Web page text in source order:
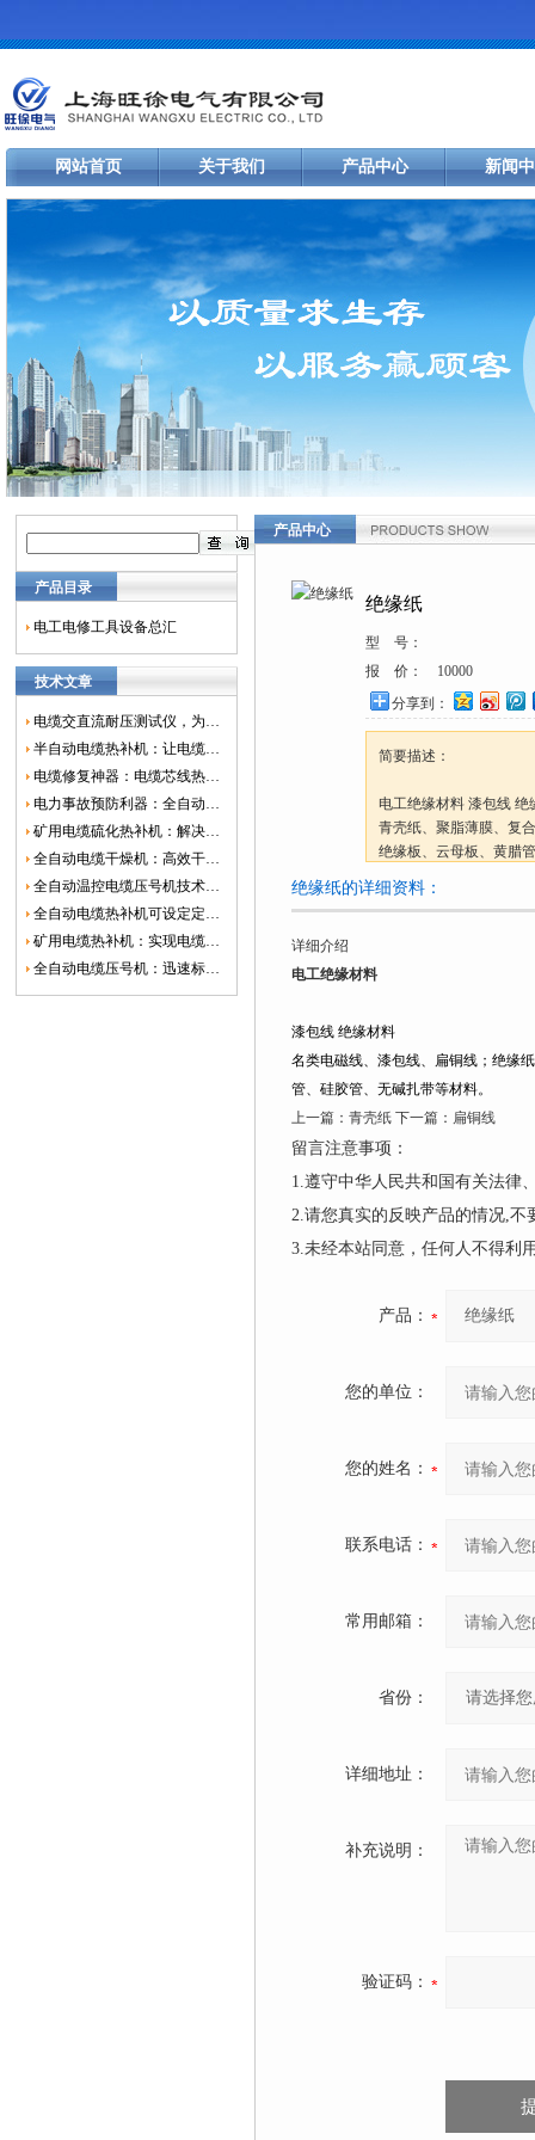
网站首页 关于我们 产品中心 新闻
产品目录
电工电修工具设备总汇
技术文章
电缆交直流耐压测试仪，为电网安全保驾护航
半自动电缆热补机：让电缆修复更简单、更高效！
电缆修复神器：电缆芯线热补机如何保障电网安全？
电力事故预防利器：全自动控温电缆热补机
矿用电缆硫化热补机：解决矿山电缆故障的新选择
全自动电缆干燥机：高效干燥，电缆质量
全自动温控电缆压号机技术革新：数字化标识的新趋势
全自动电缆热补机可设定定时功能，实现自动化热补
矿用电缆热补机：实现电缆故障修复的高效装置
全自动电缆压号机：迅速标识电缆的利器
产品中心
绝缘纸
型 号：
报 价：
10000
分享到：
简要描述：
电工绝缘材料 漆包线
青壳纸、聚脂薄膜、复
绝缘板、云母板、黄腊
绝缘纸的详细资料：
详细介绍
电工绝缘材料
漆包线 绝缘材料
名类电磁线、漆包线、扁铜线；绝缘
管、硅胶管、无碱扎带等材料。
上一篇： 青壳纸 下一篇： 扁铜线
留言注意事项：
1.遵守中华人民共和国有关法律
2.请您真实的反映产品的情况,
3.未经本站同意，任何人不得利
产品：
您的单位：
您的姓名：
联系电话：
常用邮箱：
省份：
详细地址：
补充说明：
验证码：